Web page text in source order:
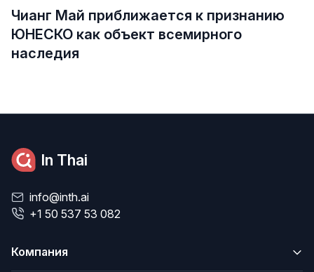
Чианг Май приближается к признанию
ЮНЕСКО как объект всемирного
наследия
In Thai
info@inth.ai
+1 50 537 53 082
Компания